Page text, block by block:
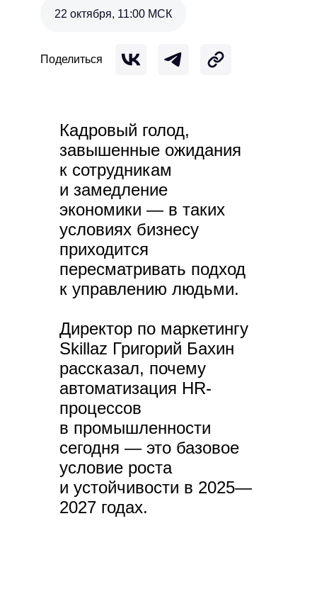
hello@skillaz.ru
22 октября, 11:00 МСК
Поделиться
Кадровый голод,
завышенные ожидания
к сотрудникам
и замедление
экономики — в таких
условиях бизнесу
приходится
пересматривать подход
к управлению людьми.
Директор по маркетингу
Skillaz Григорий Бахин
рассказал, почему
автоматизация HR-
процессов
в промышленности
сегодня — это базовое
условие роста
и устойчивости в 2025—
2027 годах.